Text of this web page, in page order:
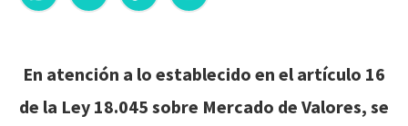
En atención a lo establecido en el artículo 16
de la Ley 18.045 sobre Mercado de Valores, se